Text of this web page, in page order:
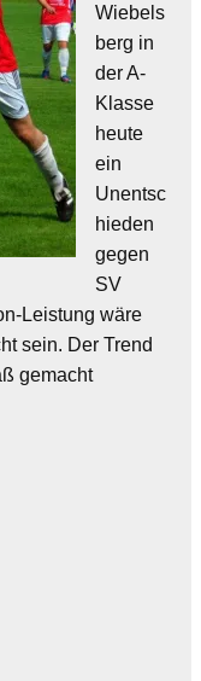
Wiebels
berg in
der A-
Klasse
heute
ein
Unentsc
hieden
gegen
SV
Leistung wäre
sein. Der Trend
gemacht